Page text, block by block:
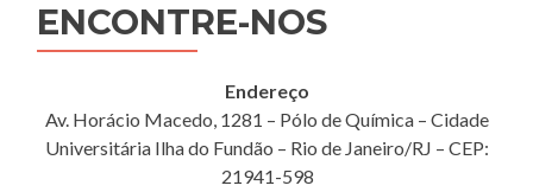
ENCONTRE-NOS
Endereço
Av. Horácio Macedo, 1281 – Pólo de Química – Cidade
Universitária Ilha do Fundão – Rio de Janeiro/RJ – CEP:
21941-598